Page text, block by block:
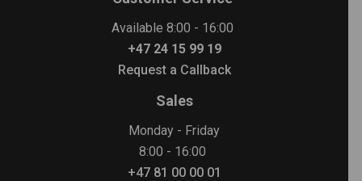
Available 8:00 - 16:00
+47 24 15 99 19
Request a Callback
Sales
Monday - Friday
8:00 - 16:00
+47 81 00 00 01